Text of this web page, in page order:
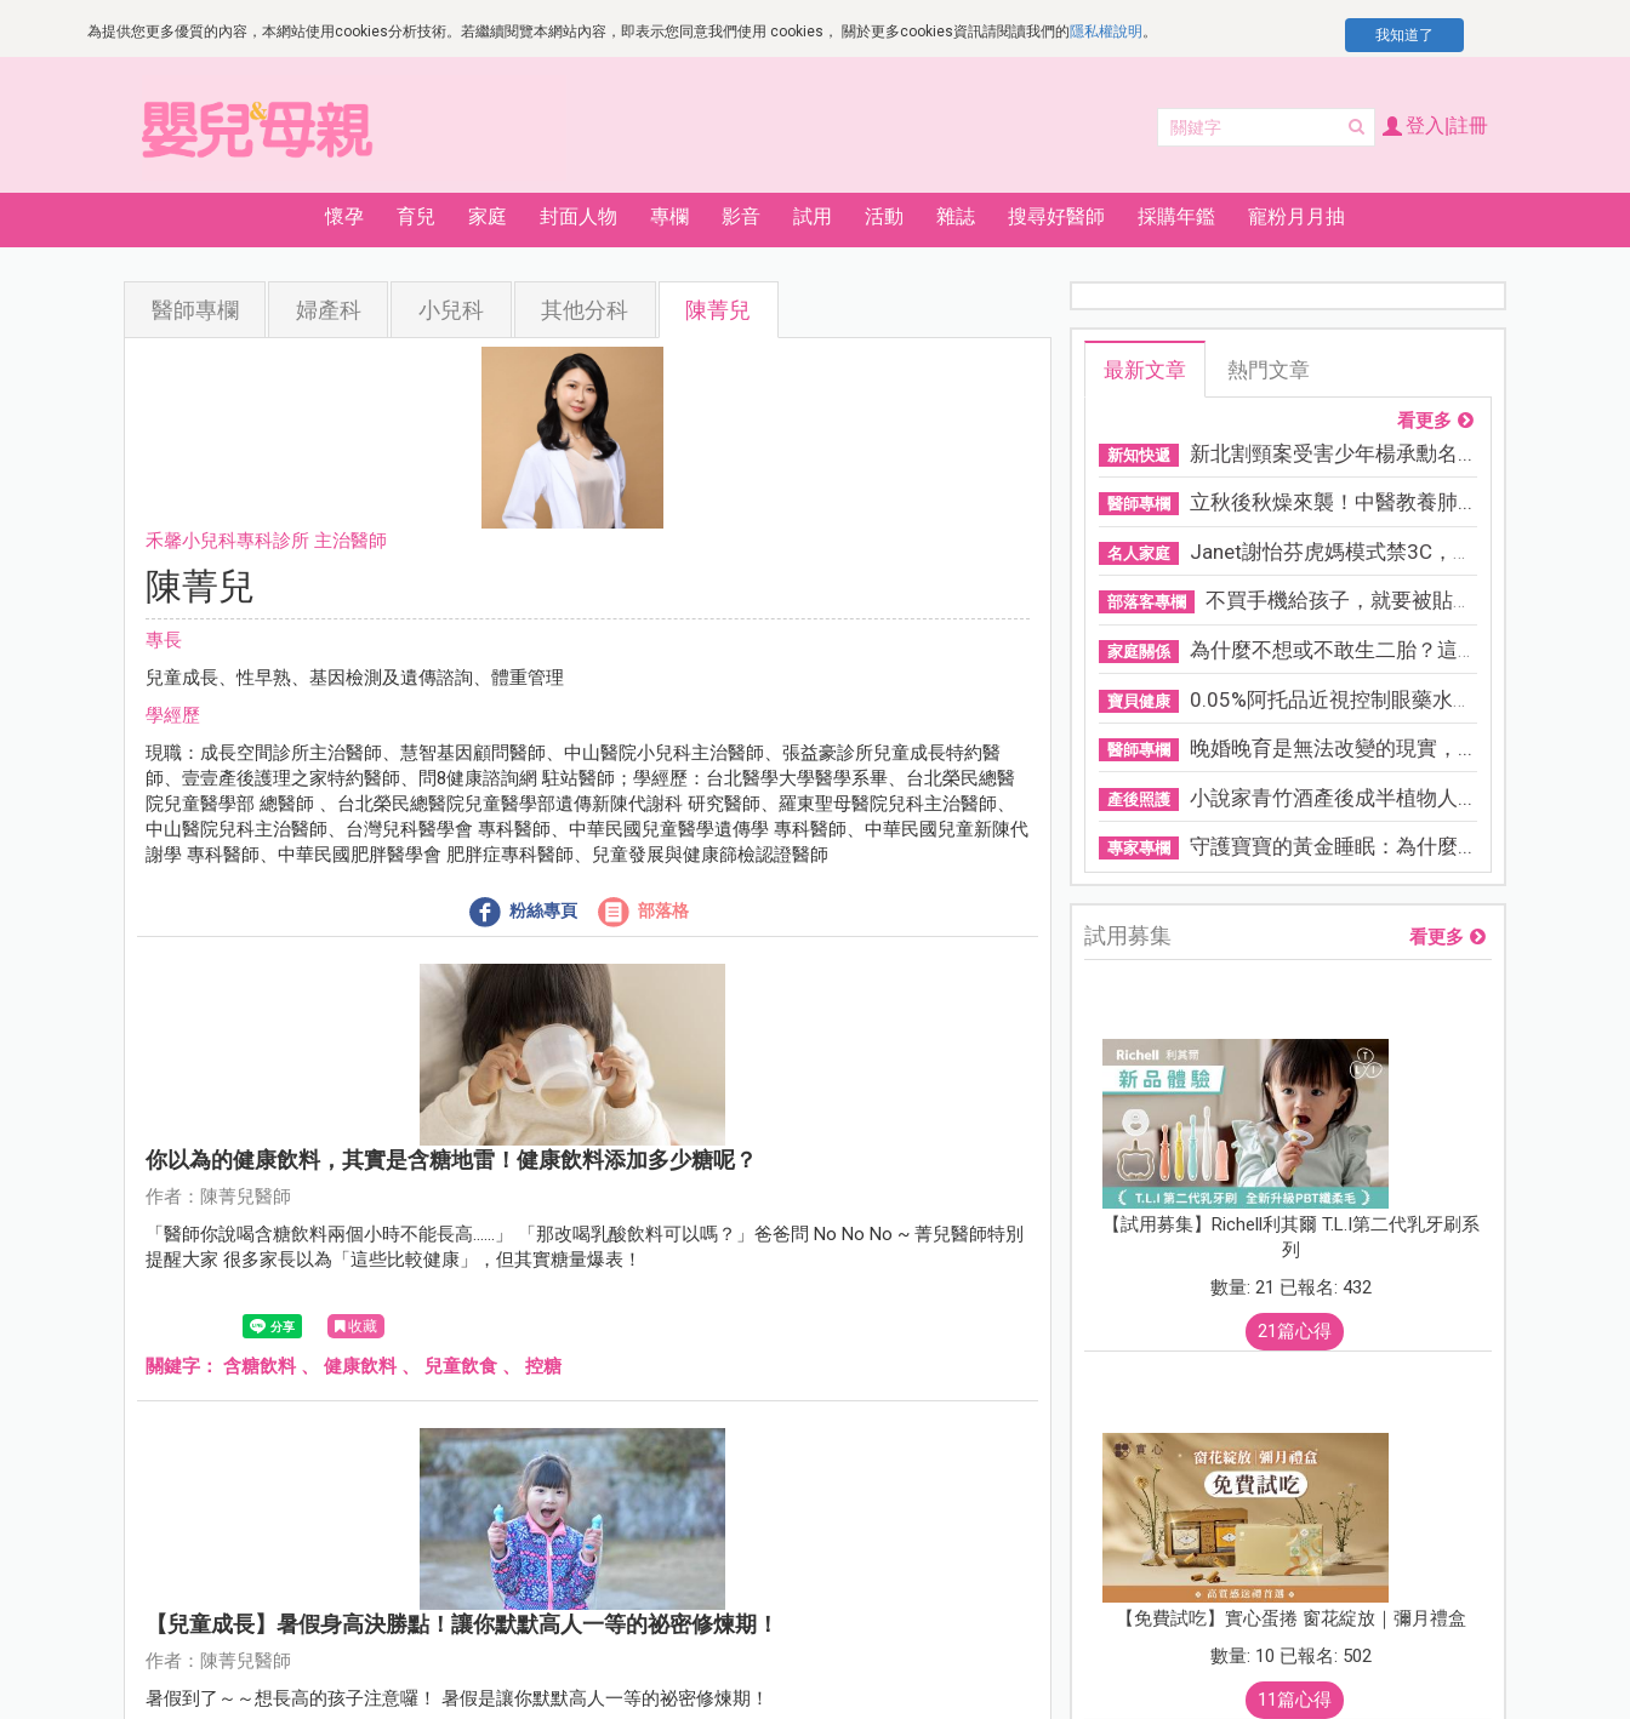
為提供您更多優質的內容，本網站使用cookies分析技術。若繼續閱覽本網站內容，即表示您同意我們使用 cookies， 關於更多cookies資訊請閱讀我們的隱私權說明 。 我知道了
登入|註冊
懷孕 育兒 家庭 封面人物 專欄 影音 試用 活動 雜誌 搜尋好醫師 採購年鑑 寵粉月月抽
醫師專欄 婦產科 小兒科 其他分科 陳菁兒
禾馨小兒科專科診所 主治醫師
陳菁兒
專長
兒童成長、性早熟、基因檢測及遺傳諮詢、體重管理
學經歷
現職：成長空間診所主治醫師、慧智基因顧問醫師、中山醫院小兒科主治醫師、張益豪診所兒童成長特約醫
師、壹壹產後護理之家特約醫師、問8健康諮詢網 駐站醫師；學經歷：台北醫學大學醫學系畢、台北榮民總醫
院兒童醫學部 總醫師 、台北榮民總醫院兒童醫學部遺傳新陳代謝科 研究醫師、羅東聖母醫院兒科主治醫師、
中山醫院兒科主治醫師、台灣兒科醫學會 專科醫師、中華民國兒童醫學遺傳學 專科醫師、中華民國兒童新陳代
謝學 專科醫師、中華民國肥胖醫學會 肥胖症專科醫師、兒童發展與健康篩檢認證醫師
粉絲專頁 部落格
你以為的健康飲料，其實是含糖地雷！健康飲料添加多少糖呢？
作者：陳菁兒醫師
「醫師你說喝含糖飲料兩個小時不能長高......」 「那改喝乳酸飲料可以嗎？」爸爸問 No No No ~ 菁兒醫師特別
提醒大家 很多家長以為「這些比較健康」，但其實糖量爆表！
收藏
關鍵字： 含糖飲料 、 健康飲料 、 兒童飲食 、 控糖
【兒童成長】暑假身高決勝點！讓你默默高人一等的祕密修煉期！
作者：陳菁兒醫師
暑假到了～～想長高的孩子注意囉！ 暑假是讓你默默高人一等的祕密修煉期！
最新文章 熱門文章
看更多
新知快遞 新北割頸案受害少年楊承勳名...
醫師專欄 立秋後秋燥來襲！中醫教養肺...
名人家庭 Janet謝怡芬虎媽模式禁3C，看...
部落客專欄 不買手機給孩子，就要被貼「...
家庭關係 為什麼不想或不敢生二胎？這8...
寶貝健康 0.05%阿托品近視控制眼藥水納...
醫師專欄 晚婚晚育是無法改變的現實，...
產後照護 小說家青竹酒產後成半植物人...
專家專欄 守護寶寶的黃金睡眠：為什麼...
試用募集 看更多
【試用募集】Richell利其爾 T.L.I第二代乳牙刷系
列
數量: 21 已報名: 432
21篇心得
【免費試吃】實心蛋捲 窗花綻放｜彌月禮盒
數量: 10 已報名: 502
11篇心得